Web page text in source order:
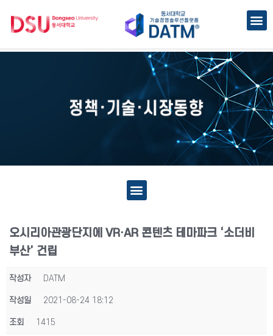
오시리아관광단지에 VR·AR 콘텐츠 테마파크 ‘소더비
부산’ 건립
작성자 DATM
작성일 2021-08-24 18:12
조회 1415